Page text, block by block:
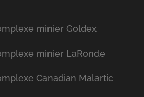
minier Goldex
minier LaRonde
Canadian Malartic